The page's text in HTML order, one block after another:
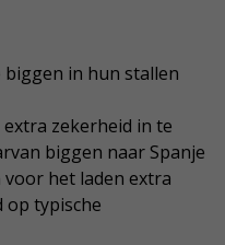
biggen in hun stallen
zekerheid in te
biggen naar Spanje
het laden extra
op typische